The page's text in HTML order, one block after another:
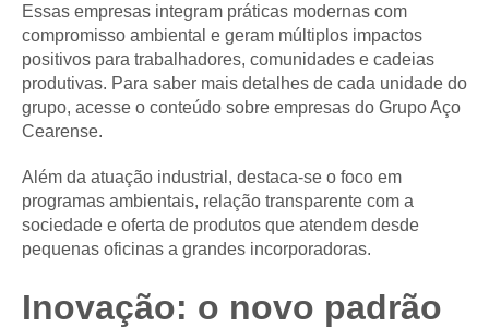
Essas empresas integram práticas modernas com
compromisso ambiental e geram múltiplos impactos
positivos para trabalhadores, comunidades e cadeias
produtivas. Para saber mais detalhes de cada unidade do
grupo, acesse o conteúdo sobre empresas do Grupo Aço
Cearense.
Além da atuação industrial, destaca-se o foco em
programas ambientais, relação transparente com a
sociedade e oferta de produtos que atendem desde
pequenas oficinas a grandes incorporadoras.
Inovação: o novo padrão